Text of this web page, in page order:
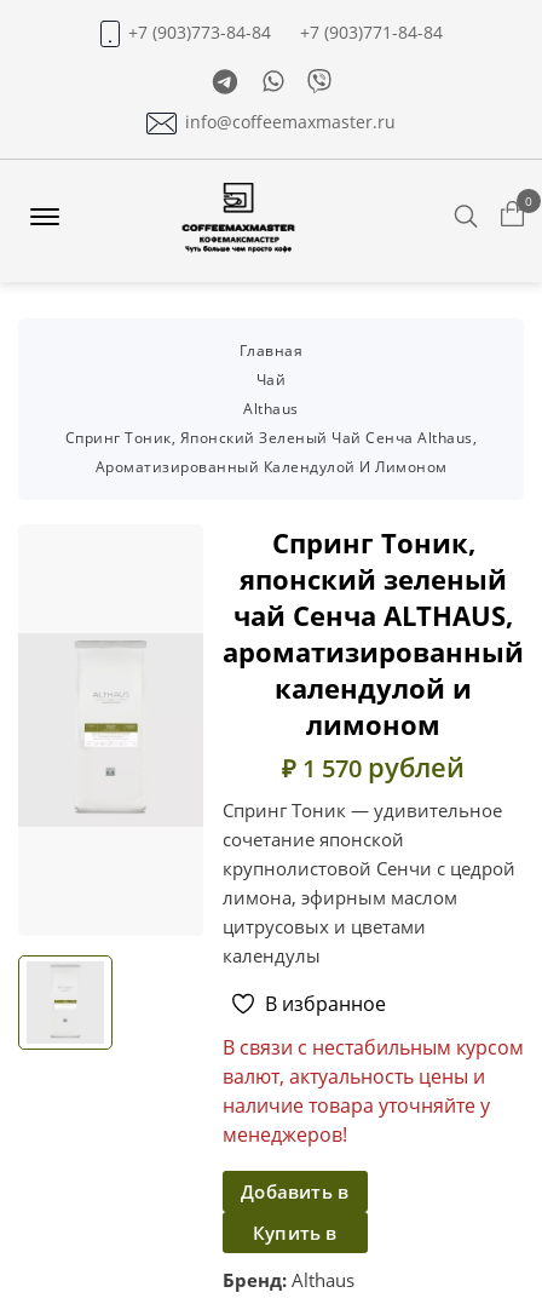
+7 (903)773-84-84
+7 (903)771-84-84
TelegramWhatsapp
Viber
info@coffeemaxmaster.ru
0
Главная
Чай
Althaus
Спринг Тоник, Японский Зеленый Чай Сенча Althaus,
Ароматизированный Календулой И Лимоном
Спринг Тоник,
японский зеленый
чай Сенча ALTHAUS,
ароматизированный
календулой и
лимоном
₽ 1 570 рублей
Спринг Тоник — удивительное
сочетание японской
крупнолистовой Сенчи с цедрой
лимона, эфирным маслом
цитрусовых и цветами
календулы
В избранное
В связи с нестабильным курсом
валют, актуальность цены и
наличие товара уточняйте у
менеджеров!
Добавить в
корзину
Купить в
один клик
Бренд: Althaus